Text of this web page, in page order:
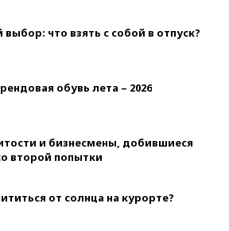
что взять с собой в отпуск?
обувь лета – 2026
и бизнесмены, добившиеся
второй попытки
от солнца на курорте?